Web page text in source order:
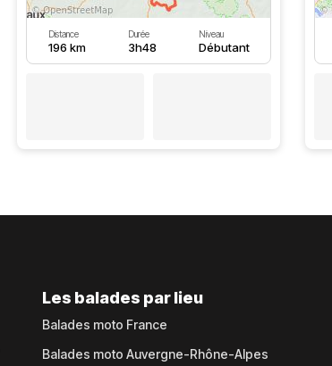
Distance
196 km
Durée
3h48
Niveau
Débutant
Les balades par lieu
Balades moto France
Balades moto Auvergne-Rhône-Alpes